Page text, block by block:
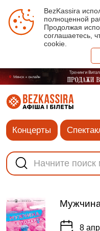
BezKassira
полноценной
Продолжая
соглашаетесь,
cookie.
Концерты
8